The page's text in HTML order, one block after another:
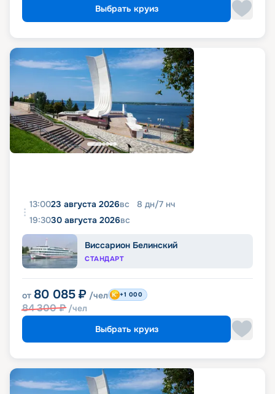
Выбрать круиз
13:0023 августа 2026вс 8 дн/7 нч
19:3030 августа 2026вс
Виссарион Белинский
СТАНДАРТ
от 80 085 ₽ /чел
84 300₽ /чел
+1 000
Выбрать круиз